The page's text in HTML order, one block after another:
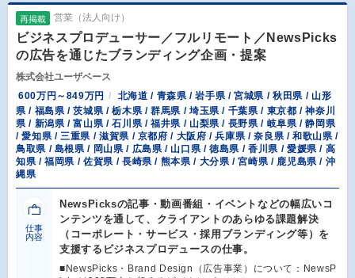
再掲載 営業（法人向け）
ビジネスプロデューサー／フルリモート／NewsPicks
の広告を通じたブランディング企画・提案
株式会社ユーザベース
600万円～849万円
北海道 / 青森県 / 岩手県 / 宮城県 / 秋田県 / 山形
県 / 福島県 / 茨城県 / 栃木県 / 群馬県 / 埼玉県 / 千葉県 / 東京都 / 神奈川
県 / 新潟県 / 富山県 / 石川県 / 福井県 / 山梨県 / 長野県 / 岐阜県 / 静岡県
/ 愛知県 / 三重県 / 滋賀県 / 京都府 / 大阪府 / 兵庫県 / 奈良県 / 和歌山県 /
鳥取県 / 島根県 / 岡山県 / 広島県 / 山口県 / 徳島県 / 香川県 / 愛媛県 / 高
知県 / 福岡県 / 佐賀県 / 長崎県 / 熊本県 / 大分県 / 宮崎県 / 鹿児島県 / 沖
縄県
仕事
内容
NewsPicksの記事・動画番組・イベントなどの幅広いコ
ンテンツを通して、クライアントのあらゆる課題解決
（コーポレート・サービス・採用ブランディング等）を
支援するビジネスプロデュースの仕事。
■NewsPicks・Brand Design（広告事業）について：NewsP